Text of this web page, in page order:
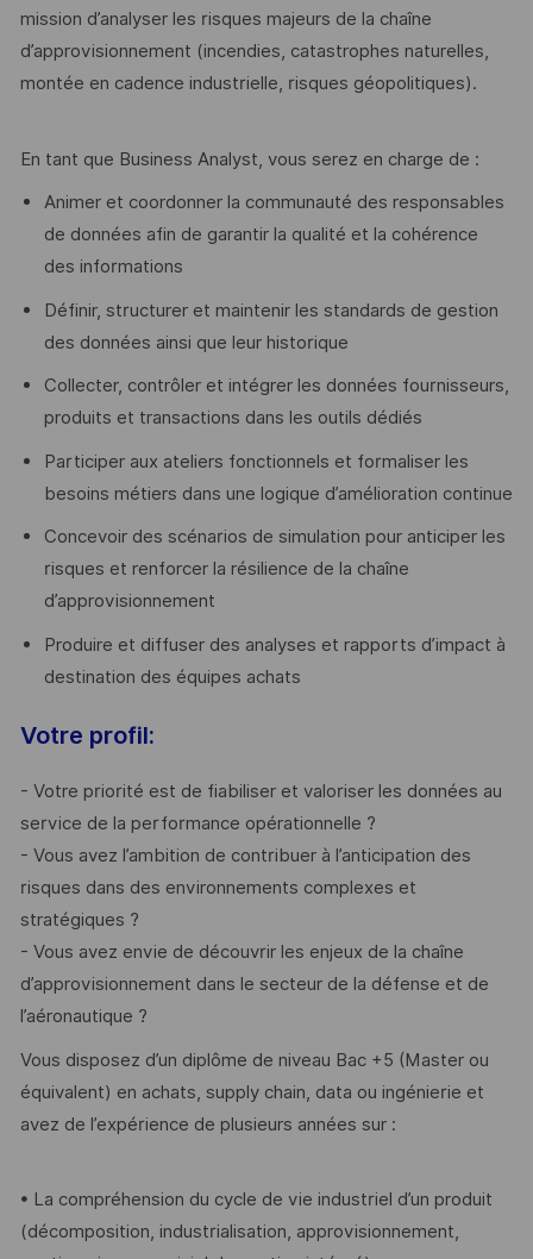
mission d’analyser les risques majeurs de la chaîne
d’approvisionnement (incendies, catastrophes naturelles,
montée en cadence industrielle, risques géopolitiques).
En tant que Business Analyst, vous serez en charge de :
Animer et coordonner la communauté des responsables
de données afin de garantir la qualité et la cohérence
des informations
Définir, structurer et maintenir les standards de gestion
des données ainsi que leur historique
Collecter, contrôler et intégrer les données fournisseurs,
produits et transactions dans les outils dédiés
Participer aux ateliers fonctionnels et formaliser les
besoins métiers dans une logique d’amélioration continue
Concevoir des scénarios de simulation pour anticiper les
risques et renforcer la résilience de la chaîne
d’approvisionnement
Produire et diffuser des analyses et rapports d’impact à
destination des équipes achats
Votre profil:
- Votre priorité est de fiabiliser et valoriser les données au
service de la performance opérationnelle ?
- Vous avez l’ambition de contribuer à l’anticipation des
risques dans des environnements complexes et
stratégiques ?
- Vous avez envie de découvrir les enjeux de la chaîne
d’approvisionnement dans le secteur de la défense et de
l’aéronautique ?
Vous disposez d’un diplôme de niveau Bac +5 (Master ou
équivalent) en achats, supply chain, data ou ingénierie et
avez de l’expérience de plusieurs années sur :
• La compréhension du cycle de vie industriel d’un produit
(décomposition, industrialisation, approvisionnement,